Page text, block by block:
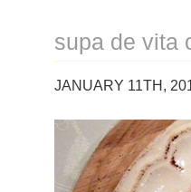
supa de vita
JANUARY 11TH,